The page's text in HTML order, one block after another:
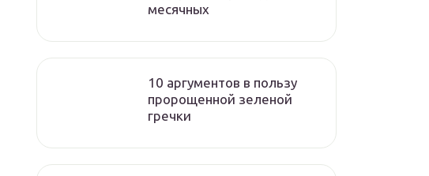
месячных
10 аргументов в пользу
пророщенной зеленой
гречки